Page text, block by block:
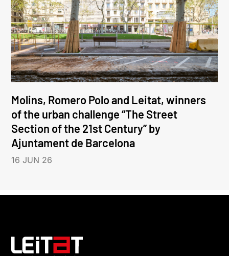
Molins, Romero Polo and Leitat, winners
of the urban challenge “The Street
Section of the 21st Century” by
Ajuntament de Barcelona
16 JUN 26